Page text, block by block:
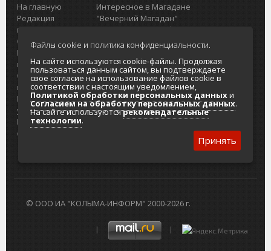
На главную
Редакция
портала
О проекте
Реклама на
портале
Отзывы и
предложения
Интернет-
услуги
Разработка
сайтов
Интересное в Магадане
"Вечерний Магадан"
Городская доска объявлений
Реклама
Главный туристический портал
Колымы
Политика в отношении обработки
персональных данных
Согласие на обработку персональных
данных
© ООО ИА "КОЛЫМА-ИНФОРМ" 2000-2026 г.
Файлы cookie и политика конфиденциальности.
На сайте используются cookie-файлы. Продолжая
пользоваться данным сайтом, вы подтверждаете
свое согласие на использование файлов cookie в
соответствии с настоящим уведомлением,
Политикой обработки персональных данныхи
Согласием на обработку персональных данных.
На сайте используютсярекомендательные
технологии.
Принять